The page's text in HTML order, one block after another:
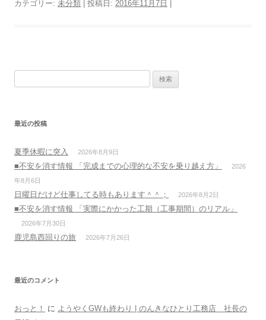
カテゴリー: 未分類 | 投稿日: 2016年11月7日 |
索:
最近の投稿
夏季休暇に突入 2026年8月9日
■不安を消す情報 「完成までの心理的な不安を乗り越え方」
2026
年8月6日
日曜日だけど仕事してる時もあります＾＾； 2026年8月2日
■不安を消す情報 「実際にかかった工期（工事期間）のリアル」
2026年7月30日
鹿児島西回りの旅 2026年7月26日
最近のコメント
おっと！ に ようやくGWも終わり | のんきなひとり工務店 社長の